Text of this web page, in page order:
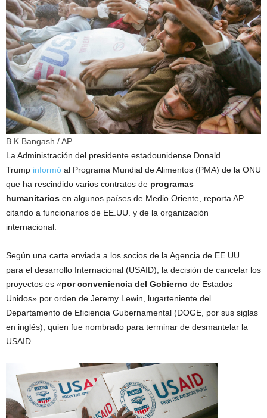
B.K.Bangash / AP
La Administración del presidente estadounidense Donald
Trump informó al Programa Mundial de Alimentos (PMA) de la ONU
que ha rescindido varios contratos de programas
humanitarios en algunos países de Medio Oriente, reporta AP
citando a funcionarios de EE.UU. y de la organización
internacional.
Según una carta enviada a los socios de la Agencia de EE.UU.
para el desarrollo Internacional (USAID), la decisión de cancelar los
proyectos es «por conveniencia del Gobierno de Estados
Unidos» por orden de Jeremy Lewin, lugarteniente del
Departamento de Eficiencia Gubernamental (DOGE, por sus siglas
en inglés), quien fue nombrado para terminar de desmantelar la
USAID.